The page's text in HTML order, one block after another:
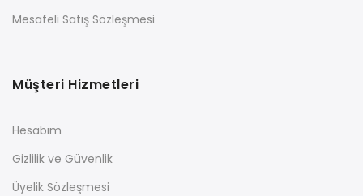
Mesafeli Satış Sözleşmesi
Müşteri Hizmetleri
Hesabım
Gizlilik ve Güvenlik
Üyelik Sözleşmesi